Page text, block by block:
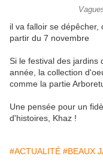
il va falloir se
partir du 7 novembre
Si le festival des jardins
année, la collection
comme la partie
Une pensée pour un
d'histoires, Khaz !
#ACTUALITÉ #BEAUX